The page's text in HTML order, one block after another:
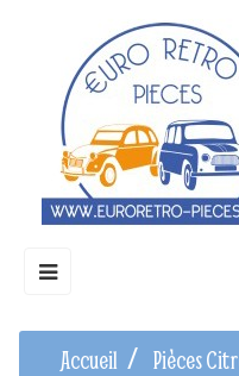
Basculer
☰
Accueil
Pièces